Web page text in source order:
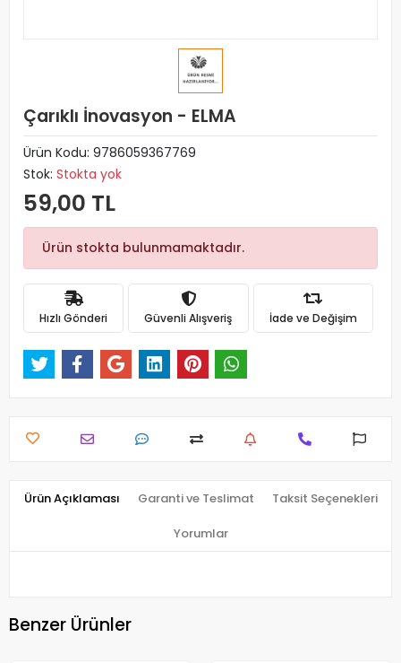
Çarıklı İnovasyon - ELMA
Ürün Kodu: 9786059367769
Stok: Stokta yok
59,00 TL
Ürün stokta bulunmamaktadır.
Hızlı Gönderi Güvenli Alışveriş İade ve Değişim
Ürün Açıklaması Garanti ve Teslimat Taksit Seçenekleri
Yorumlar
Benzer Ürünler